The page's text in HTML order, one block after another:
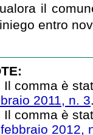
il
entro
Il comma è
2011, n. 3
Il comma è
2012,